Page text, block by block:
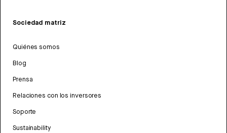
Sociedad matriz
Quiénes somos
Blog
Prensa
Relaciones con los inversores
Soporte
Sustainability